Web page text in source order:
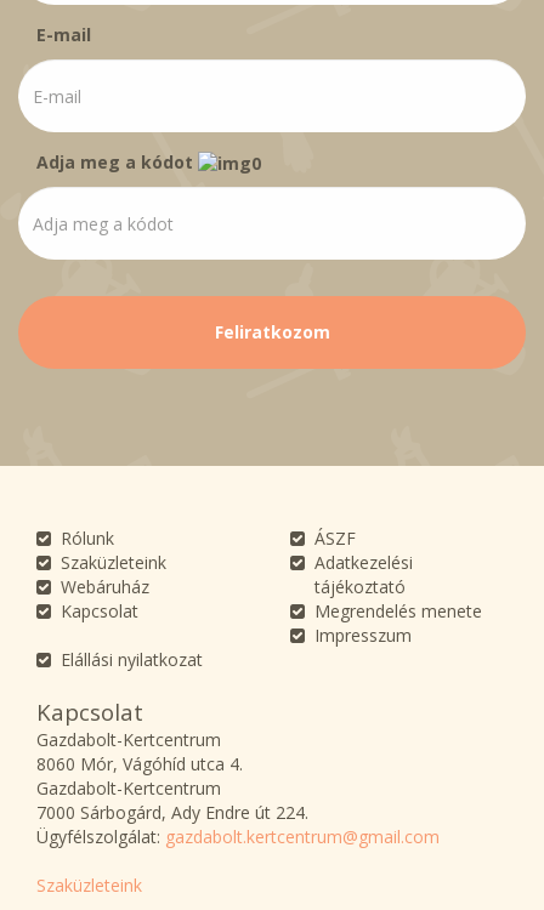
E-mail
Adja meg a kódot
Rólunk
Szaküzleteink
Webáruház
Kapcsolat
ÁSZF
Adatkezelési
tájékoztató
Megrendelés menete
Impresszum
Elállási nyilatkozat
Kapcsolat
Gazdabolt-Kertcentrum
8060 Mór, Vágóhíd utca 4.
Gazdabolt-Kertcentrum
7000 Sárbogárd, Ady Endre út 224.
Ügyfélszolgálat: gazdabolt.kertcentrum@gmail.com
Szaküzleteink